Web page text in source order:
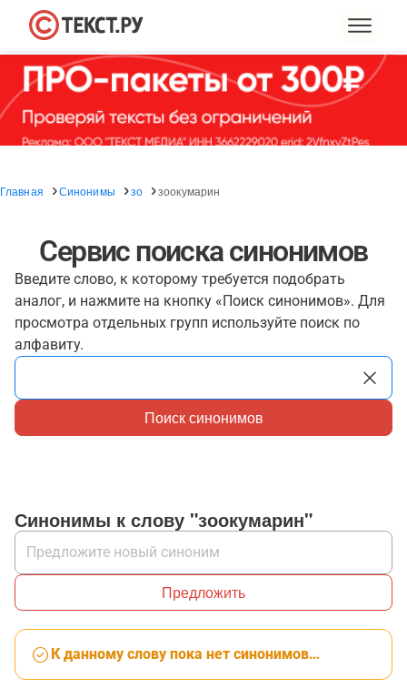
Главная Синонимы зо зоокумарин
Сервис поиска синонимов
Введите слово, к которому требуется подобрать
аналог, и нажмите на кнопку «Поиск синонимов». Для
просмотра отдельных групп используйте поиск по
алфавиту.
Поиск синонимов
Синонимы к слову "зоокумарин"
Предложить
К данному слову пока нет синонимов…